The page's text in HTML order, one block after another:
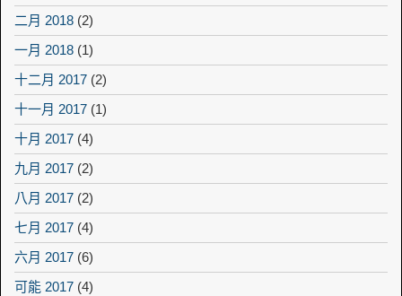
二月 2018 (2)
一月 2018 (1)
十二月 2017 (2)
十一月 2017 (1)
十月 2017 (4)
九月 2017 (2)
八月 2017 (2)
七月 2017 (4)
六月 2017 (6)
可能 2017 (4)